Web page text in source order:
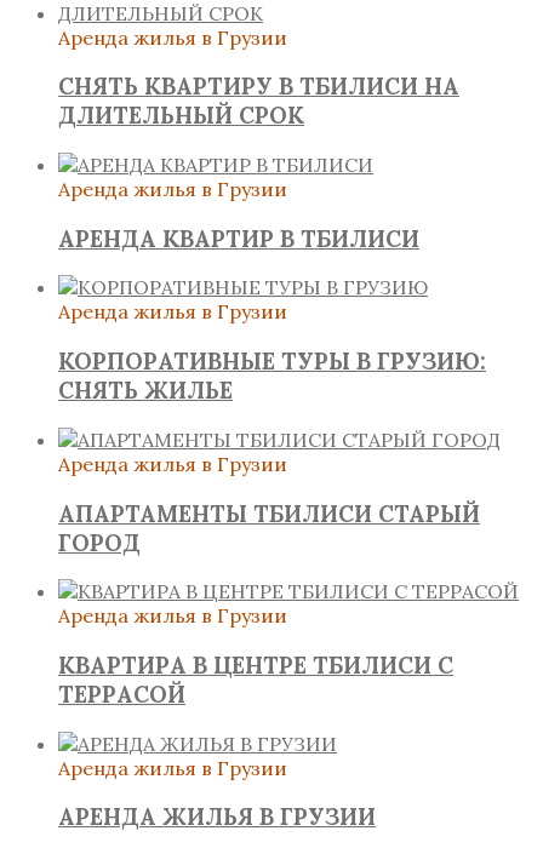
Аренда жилья в Грузии
СНЯТЬ КВАРТИРУ В ТБИЛИСИ НА
ДЛИТЕЛЬНЫЙ СРОК
Аренда жилья в Грузии
АРЕНДА КВАРТИР В ТБИЛИСИ
Аренда жилья в Грузии
КОРПОРАТИВНЫЕ ТУРЫ В ГРУЗИЮ:
СНЯТЬ ЖИЛЬЕ
Аренда жилья в Грузии
АПАРТАМЕНТЫ ТБИЛИСИ СТАРЫЙ
ГОРОД
Аренда жилья в Грузии
КВАРТИРА В ЦЕНТРЕ ТБИЛИСИ С
ТЕРРАСОЙ
Аренда жилья в Грузии
АРЕНДА ЖИЛЬЯ В ГРУЗИИ